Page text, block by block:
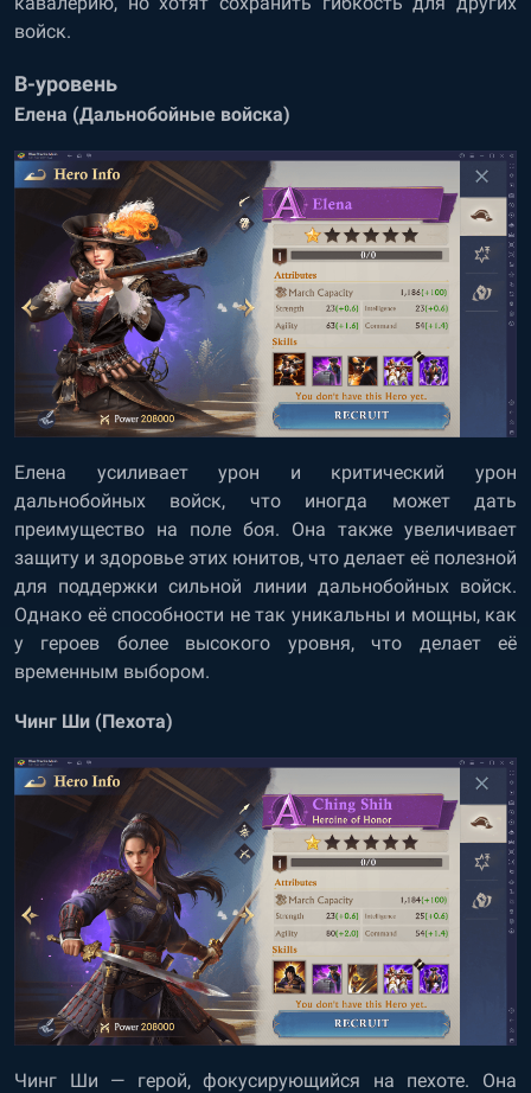
войск.
B-уровень
Елена (Дальнобойные войска)
Елена усиливает урон и критический урон
дальнобойных войск, что иногда может дать
преимущество на поле боя. Она также увеличивает
защиту и здоровье этих юнитов, что делает её полезной
для поддержки сильной линии дальнобойных войск.
Однако её способности не так уникальны и мощны, как
у героев более высокого уровня, что делает её
временным выбором.
Чинг Ши (Пехота)
Чинг Ши — герой, фокусирующийся на пехоте. Она